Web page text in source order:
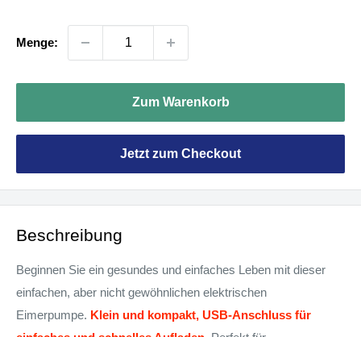
Menge:
Zum Warenkorb
Jetzt zum Checkout
Beschreibung
Beginnen Sie ein gesundes und einfaches Leben mit dieser
einfachen, aber nicht gewöhnlichen elektrischen
Eimerpumpe. Klein und kompakt, USB-Anschluss für